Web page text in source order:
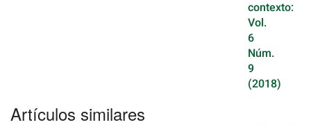
contexto:
Vol.
6
Núm.
9
(2018)
Artículos similares